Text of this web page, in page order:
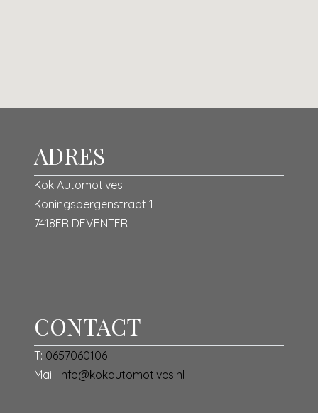
ADRES
Kök Automotives
Koningsbergenstraat 1
7418ER DEVENTER
CONTACT
T: 0657060106
Mail: info@kokautomotives.nl